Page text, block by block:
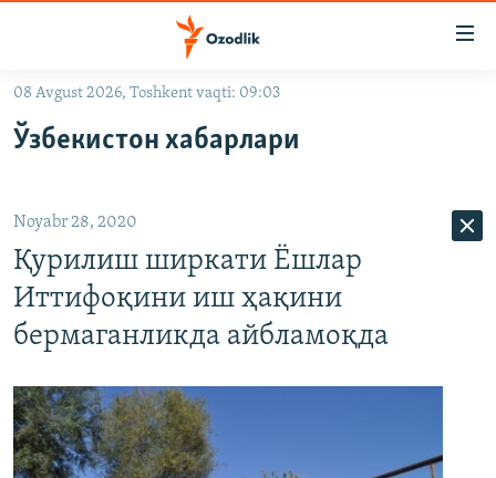
Асосий
Қидиришга
ўтинг
OZODLIK SURISHTIRUVLARI
На русском
ИЖТИМОИЙ ТАРМОҚЛАР
Озодлик бошқа тилларда
08 Avgust 2026, Toshkent vaqti: 09:03
Ўзбекистон хабарлари
Noyabr 28, 2020
Қурилиш ширкати Ёшлар
Иттифоқини иш ҳақини
бермаганликда айбламоқда